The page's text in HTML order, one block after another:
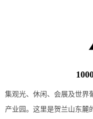
集观光、休闲、会展及世界
产业园。这里是贺兰山东麓